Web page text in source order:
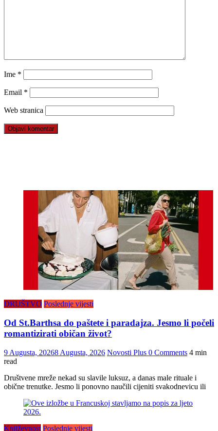
Ime *
Email *
Web stranica
DRUŠTVO Poslednje vijesti
Od St.Barthsa do paštete i paradajza. Jesmo li počeli
romantizirati običan život?
9 Augusta, 20268 Augusta, 2026 Novosti Plus 0 Comments 4 min
read
Društvene mreže nekad su slavile luksuz, a danas male rituale i
obične trenutke. Jesmo li ponovno naučili cijeniti svakodnevicu ili
Književnost Poslednje vijesti